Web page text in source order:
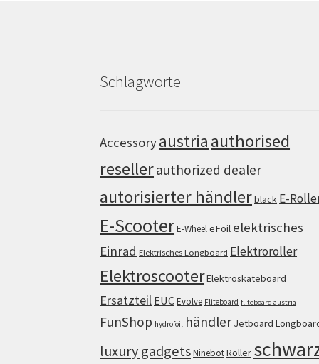
Schlagworte
Accessoryaustria authorised
resellerauthorized dealer
autorisierter händlerblack E-
E-ScooterE-WheeleFoil elektrisches
Einrad Elektrisches Longboard Elektroroller
ElektroscooterElektroskateboard
Ersatzteil EUCEvolve Fliteboard fliteboard austria
FunShop hydrofoil händler Jetboard
luxury gadgetsNinebotRoller